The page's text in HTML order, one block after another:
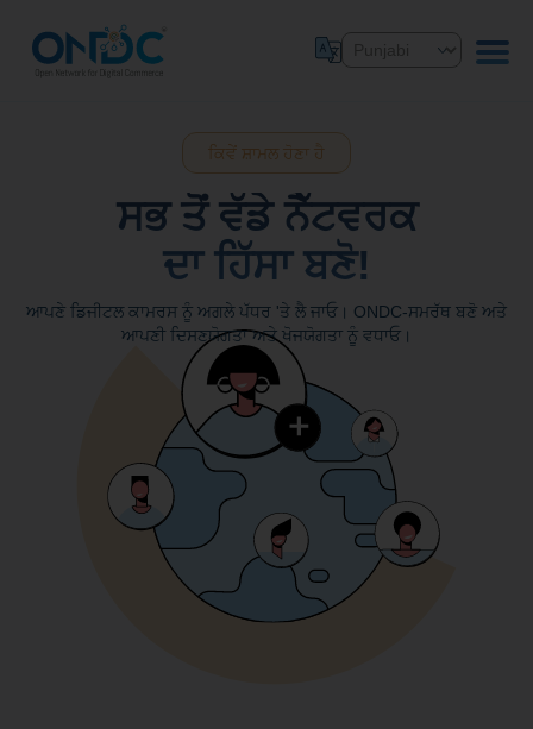
ਕਿਵੇਂ ਸ਼ਾਮਲ ਹੋਣਾ ਹੈ
ਸਭ ਤੋਂ ਵੱਡੇ ਨੈੱਟਵਰਕ
ਦਾ ਹਿੱਸਾ ਬਣੋ!
ਆਪਣੇ ਡਿਜੀਟਲ ਕਾਮਰਸ ਨੂੰ ਅਗਲੇ ਪੱਧਰ 'ਤੇ ਲੈ ਜਾਓ। ONDC-ਸਮਰੱਥ ਬਣੋ ਅਤੇ
ਆਪਣੀ ਦਿਸਣਯੋਗਤਾ ਅਤੇ ਖੋਜਯੋਗਤਾ ਨੂੰ ਵਧਾਓ।